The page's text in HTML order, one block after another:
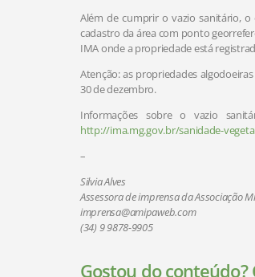
Além de cumprir o vazio sanitário,
cadastro da área com ponto
IMA onde a propriedade está
Atenção: as propriedades
30 de dezembro.
Informações sobre o vazio
http://ima.mg.gov.br/sanidade-
–
Silvia Alves
Assessora de imprensa da Associação
imprensa@amipaweb.com
(34) 9 9878-9905
Gostou do